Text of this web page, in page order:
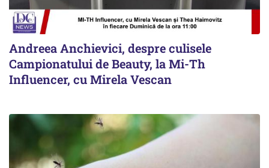
Andreea Anchievici, despre culisele
Campionatului de Beauty, la Mi-Th
Influencer, cu Mirela Vescan